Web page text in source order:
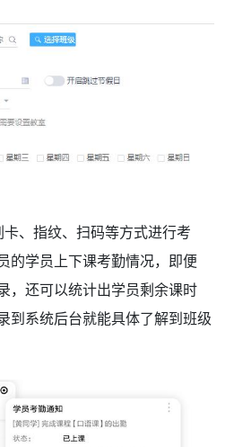
、指纹、扫码等方式进行考
的学员上下课考勤情况，即便
，还可以统计出学员剩余课时
到系统后台就能具体了解到班级